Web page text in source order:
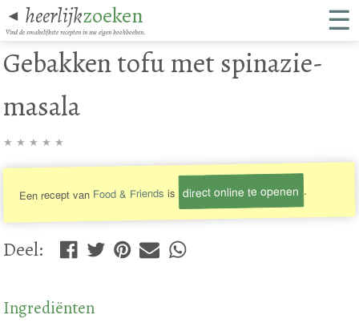
◄ heerlijkzoeken
Vind de smakelijkste recepten in uw eigen kookboeken. ☰
Gebakken tofu met spinazie-
masala
★ ★ ★ ★ ★
Een recept van Food & Friends is direct online te openen .
Deel:
Ingrediënten